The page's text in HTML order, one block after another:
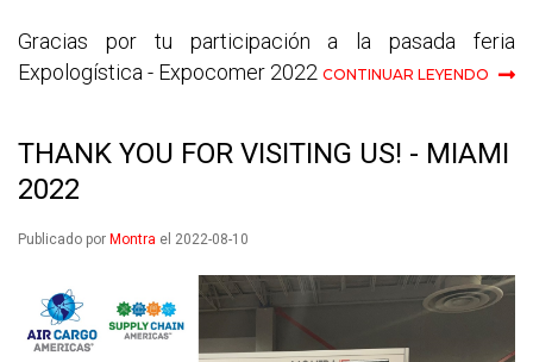
Gracias por tu participación a la pasada feria
Expologística - Expocomer 2022 CONTINUAR LEYENDO
THANK YOU FOR VISITING US! - MIAMI
2022
Publicado por Montra el 2022-08-10